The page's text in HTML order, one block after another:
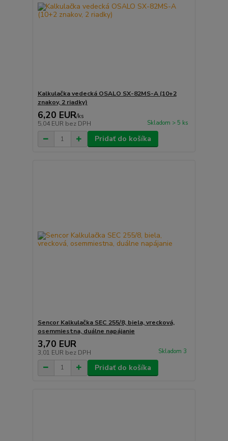
Kalkulačka vedecká OSALO SX-82MS-A (10+2
znakov, 2 riadky)
6,20 EUR/ks
5,04 EUR bez DPH Skladom > 5 ks
Pridať do košíka
Sencor Kalkulačka SEC 255/8, biela, vrecková,
osemmiestna, duálne napájanie
3,70 EUR
3,01 EUR bez DPH Skladom 3
Pridať do košíka